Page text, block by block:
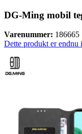
DG-Ming mobil
Varenummer: 186665
Dette produkt er endnu